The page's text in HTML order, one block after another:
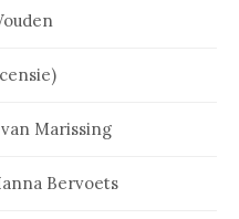
Marissing
Bervoets